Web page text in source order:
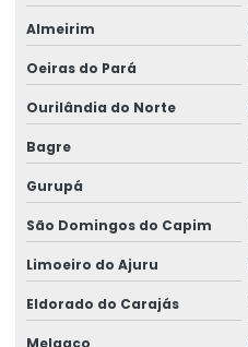
Almeirim
Oeiras do Pará
Ourilândia do Norte
Bagre
Gurupá
São Domingos do Capim
Limoeiro do Ajuru
Eldorado do Carajás
Melgaço